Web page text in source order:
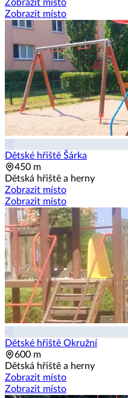
Zobrazit místo
Zobrazit místo
Dětské hřiště Šárka
450 m
Dětská hřiště a herny
Zobrazit místo
Zobrazit místo
Dětské hřiště Okružní
600 m
Dětská hřiště a herny
Zobrazit místo
Zobrazit místo